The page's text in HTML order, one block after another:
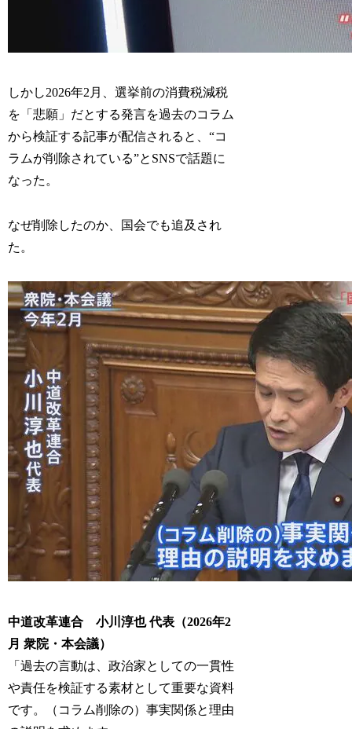
しかし2026年2月、選挙前の消費税減税
を「悲願」だとする発言を過去のコラム
から検証する記事が配信されると、“コ
ラムが削除されている”とSNSで話題に
なった。
なぜ削除したのか、国会でも追及され
た。
中道改革連合 小川淳也 代表（2026年2
月 衆院・本会議）
「過去の言動は、政治家としての一貫性
や責任を検証する素材として重要な資料
です。（コラム削除の）事実関係と理由